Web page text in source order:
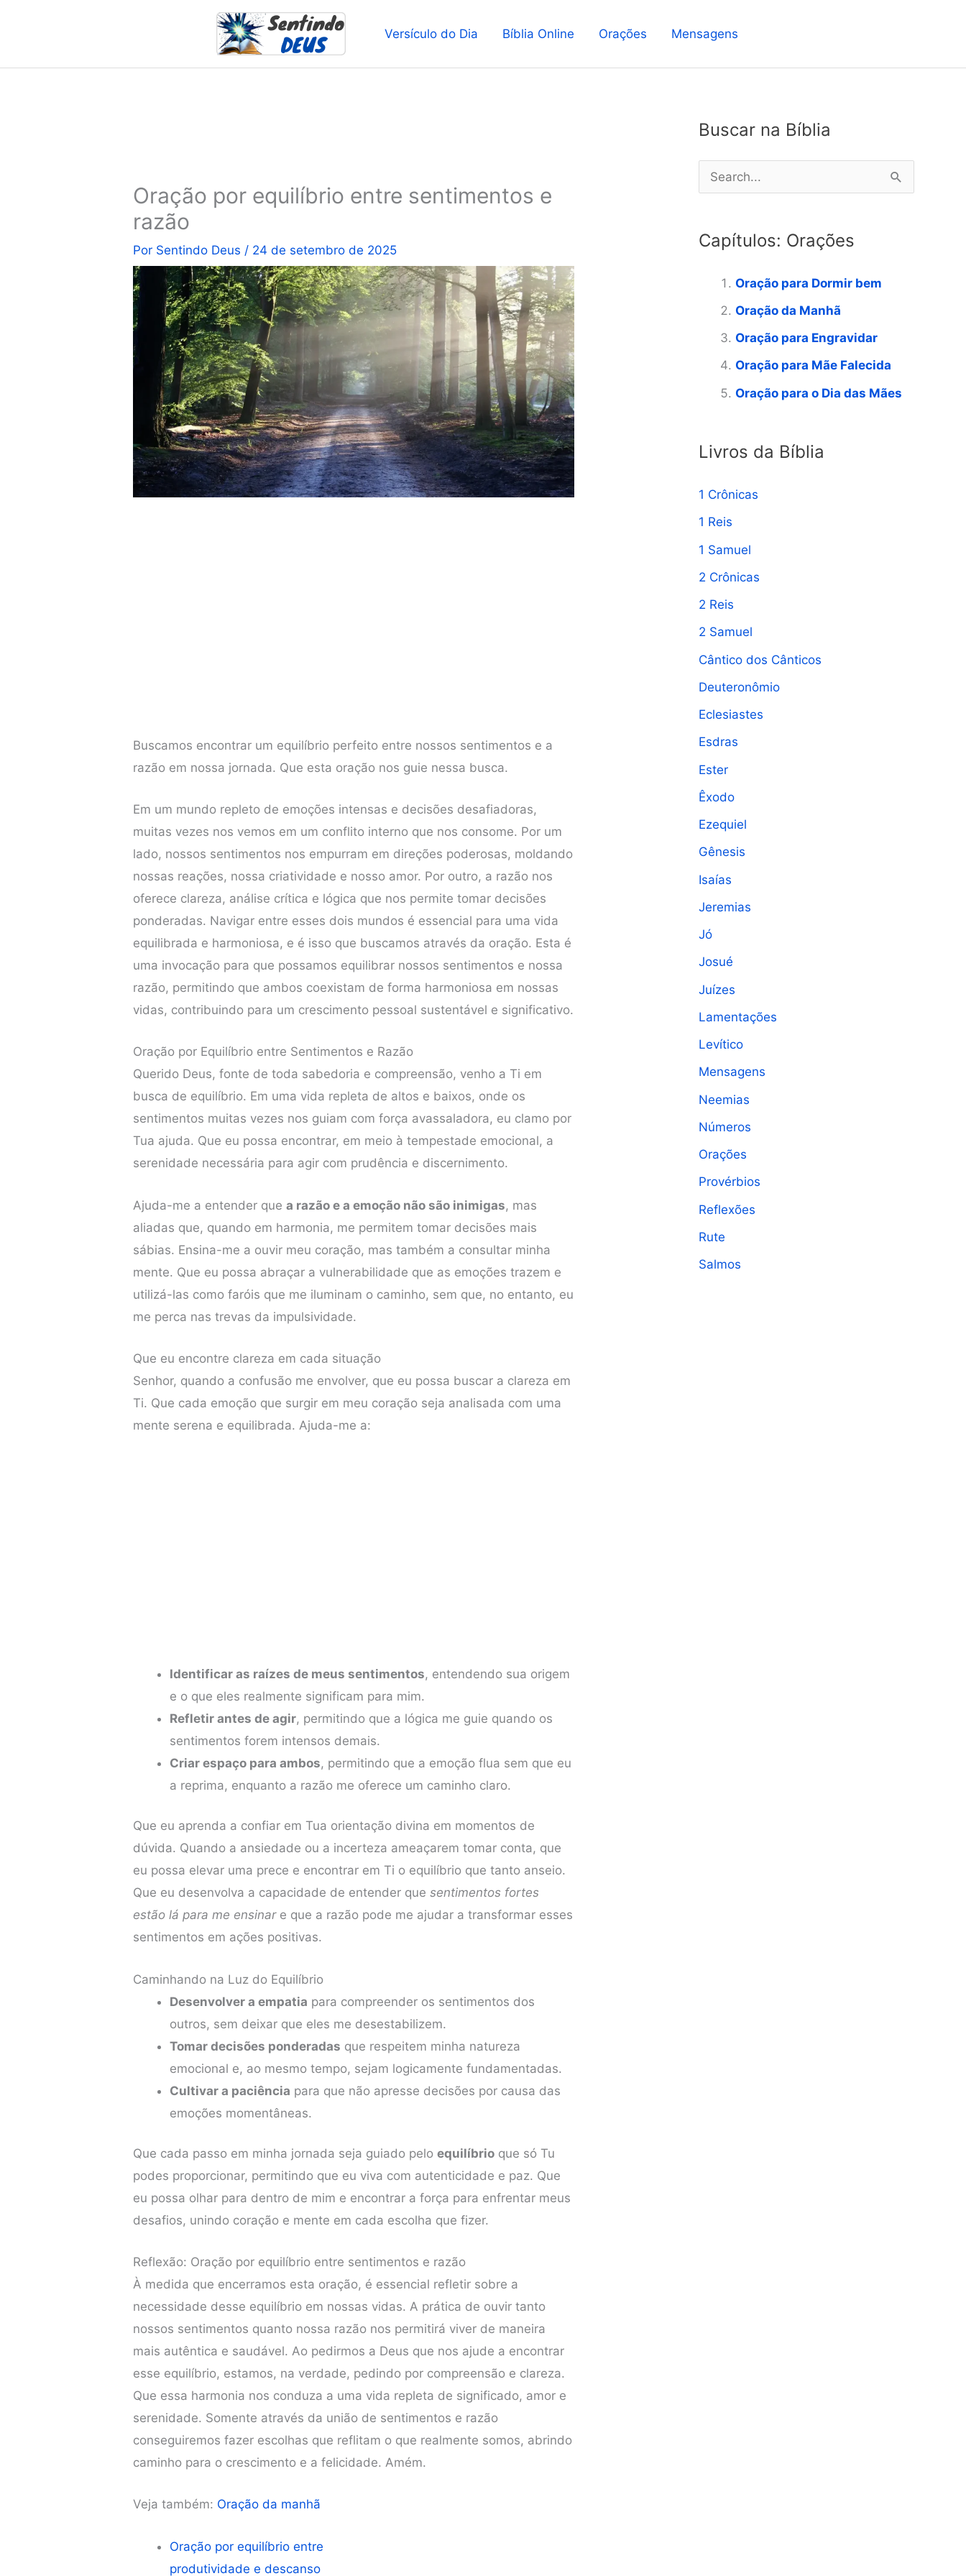
Versículo do Dia Bíblia Online Orações Mensagens
Oração por equilíbrio entre sentimentos e
razão
Por Sentindo Deus / 24 de setembro de 2025
Buscamos encontrar um equilíbrio perfeito entre nossos sentimentos e a
razão em nossa jornada. Que esta oração nos guie nessa busca.
Em um mundo repleto de emoções intensas e decisões desafiadoras,
muitas vezes nos vemos em um conflito interno que nos consome. Por um
lado, nossos sentimentos nos empurram em direções poderosas, moldando
nossas reações, nossa criatividade e nosso amor. Por outro, a razão nos
oferece clareza, análise crítica e lógica que nos permite tomar decisões
ponderadas. Navigar entre esses dois mundos é essencial para uma vida
equilibrada e harmoniosa, e é isso que buscamos através da oração. Esta é
uma invocação para que possamos equilibrar nossos sentimentos e nossa
razão, permitindo que ambos coexistam de forma harmoniosa em nossas
vidas, contribuindo para um crescimento pessoal sustentável e significativo.
Oração por Equilíbrio entre Sentimentos e Razão
Querido Deus, fonte de toda sabedoria e compreensão, venho a Ti em
busca de equilíbrio. Em uma vida repleta de altos e baixos, onde os
sentimentos muitas vezes nos guiam com força avassaladora, eu clamo por
Tua ajuda. Que eu possa encontrar, em meio à tempestade emocional, a
serenidade necessária para agir com prudência e discernimento.
Ajuda-me a entender quea razão e a emoção não são inimigas, mas
aliadas que, quando em harmonia, me permitem tomar decisões mais
sábias. Ensina-me a ouvir meu coração, mas também a consultar minha
mente. Que eu possa abraçar a vulnerabilidade que as emoções trazem e
utilizá-las como faróis que me iluminam o caminho, sem que, no entanto, eu
me perca nas trevas da impulsividade.
Que eu encontre clareza em cada situação
Senhor, quando a confusão me envolver, que eu possa buscar a clareza em
Ti. Que cada emoção que surgir em meu coração seja analisada com uma
mente serena e equilibrada. Ajuda-me a:
Identificar as raízes de meus sentimentos, entendendo sua origem
e o que eles realmente significam para mim.
Refletir antes de agir, permitindo que a lógica me guie quando os
sentimentos forem intensos demais.
Criar espaço para ambos, permitindo que a emoção flua sem que eu
a reprima, enquanto a razão me oferece um caminho claro.
Que eu aprenda a confiar em Tua orientação divina em momentos de
dúvida. Quando a ansiedade ou a incerteza ameaçarem tomar conta, que
eu possa elevar uma prece e encontrar em Ti o equilíbrio que tanto anseio.
Que eu desenvolva a capacidade de entender quesentimentos fortes
estão lá para me ensinare que a razão pode me ajudar a transformar esses
sentimentos em ações positivas.
Caminhando na Luz do Equilíbrio
Desenvolver a empatia para compreender os sentimentos dos
outros, sem deixar que eles me desestabilizem.
Tomar decisões ponderadas que respeitem minha natureza
emocional e, ao mesmo tempo, sejam logicamente fundamentadas.
Cultivar a paciência para que não apresse decisões por causa das
emoções momentâneas.
Que cada passo em minha jornada seja guiado peloequilíbrio que só Tu
podes proporcionar, permitindo que eu viva com autenticidade e paz. Que
eu possa olhar para dentro de mim e encontrar a força para enfrentar meus
desafios, unindo coração e mente em cada escolha que fizer.
Reflexão: Oração por equilíbrio entre sentimentos e razão
À medida que encerramos esta oração, é essencial refletir sobre a
necessidade desse equilíbrio em nossas vidas. A prática de ouvir tanto
nossos sentimentos quanto nossa razão nos permitirá viver de maneira
mais autêntica e saudável. Ao pedirmos a Deus que nos ajude a encontrar
esse equilíbrio, estamos, na verdade, pedindo por compreensão e clareza.
Que essa harmonia nos conduza a uma vida repleta de significado, amor e
serenidade. Somente através da união de sentimentos e razão
conseguiremos fazer escolhas que reflitam o que realmente somos, abrindo
caminho para o crescimento e a felicidade. Amém.
Veja também: Oração da manhã
Oração por equilíbrio entre
produtividade e descanso
Buscar na Bíblia
e
q
Capítulos: Orações
Oração para Dormir bem
Oração da Manhã
Oração para Engravidar
Oração para Mãe Falecida
Oração para o Dia das Mães
Livros da Bíblia
1 Crônicas
1 Reis
1 Samuel
2 Crônicas
2 Reis
2 Samuel
Cântico dos Cânticos
Deuteronômio
Eclesiastes
Esdras
Ester
Êxodo
Ezequiel
Gênesis
Isaías
Jeremias
Jó
Josué
Juízes
Lamentações
Levítico
Mensagens
Neemias
Números
Orações
Provérbios
Reflexões
Rute
Salmos